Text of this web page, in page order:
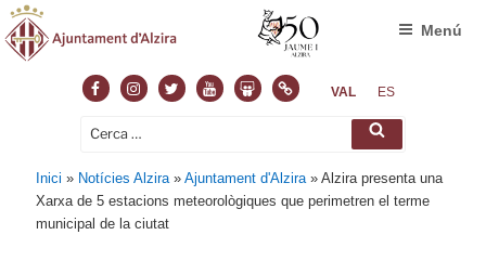
FacebookInstagram
TwitterYoutubeSlideshare
NormasVAL ES
Cerca: Cerca
Menú
Inici » Notícies Alzira »Ajuntament d'Alzira »Alzira presenta una
Xarxa de 5 estacions meteorològiques que perimetren el terme
municipal de la ciutat